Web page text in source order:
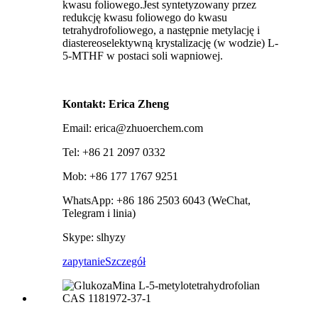
kwasu foliowego.Jest syntetyzowany przez
redukcję kwasu foliowego do kwasu
tetrahydrofoliowego, a następnie metylację i
diastereoselektywną krystalizację (w wodzie) L-
5-MTHF w postaci soli wapniowej.
Kontakt: Erica Zheng
Email: erica@zhuoerchem.com
Tel: +86 21 2097 0332
Mob: +86 177 1767 9251
WhatsApp: +86 186 2503 6043 (WeChat,
Telegram i linia)
Skype: slhyzy
zapytanieSzczegół